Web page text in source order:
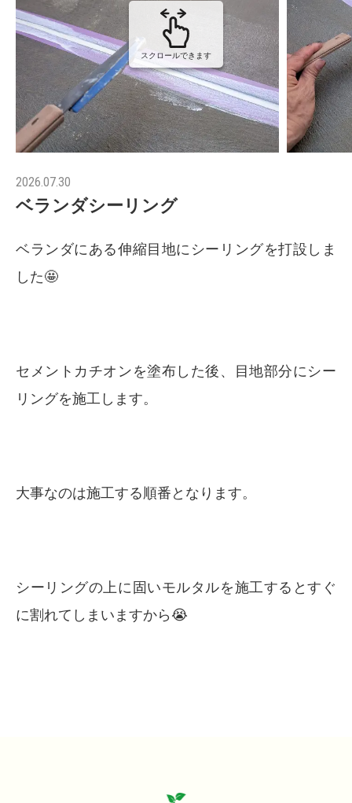
スクロールできます
2026.07.30
ベランダシーリング
ベランダにある伸縮目地にシーリングを打設しま
した🤩
セメントカチオンを塗布した後、目地部分にシー
リングを施工します。
大事なのは施工する順番となります。
シーリングの上に固いモルタルを施工するとすぐ
に割れてしまいますから😭